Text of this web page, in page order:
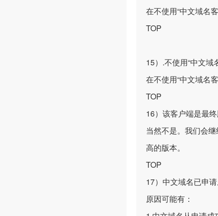
在不使用“中文域名
TOP
15）.不使用“中文域
在不使用“中文域名
TOP
16）该客户端是最
当然不是。我们会
高的版本。
TOP
17）中文域名已申
原因可能有：